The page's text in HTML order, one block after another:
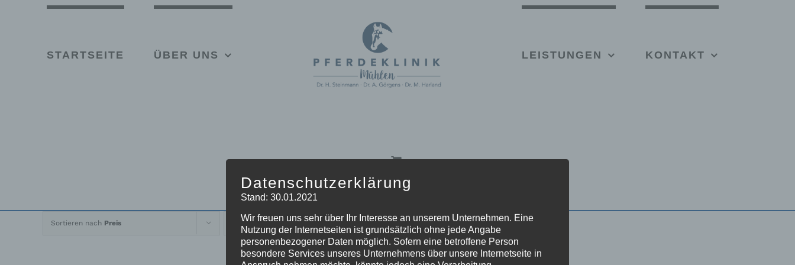
STARTSEITE ÜBER UNS LEISTUNGEN KONTAKT
Sortieren nach Preis Zeige16 Produkte
Datenschutzerklärung
Stand: 30.01.2021
Wir freuen uns sehr über Ihr Interesse an unserem Unternehmen. Eine
Nutzung der Internetseiten ist grundsätzlich ohne jede Angabe
personenbezogener Daten möglich. Sofern eine betroffene Person
besondere Services unseres Unternehmens über unsere Internetseite in